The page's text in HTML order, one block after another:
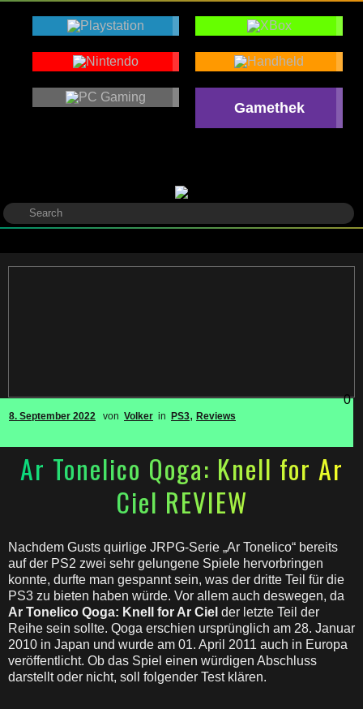
Gamethek
8. September 2022 von Volker in PS3, Reviews
0
Ar Tonelico Qoga: Knell for Ar
Ciel REVIEW
Nachdem Gusts quirlige JRPG-Serie „Ar Tonelico“ bereits
auf der PS2 zwei sehr gelungene Spiele hervorbringen
konnte, durfte man gespannt sein, was der dritte Teil für die
PS3 zu bieten haben würde. Vor allem auch deswegen, da
Ar Tonelico Qoga: Knell for Ar Ciel der letzte Teil der
Reihe sein sollte. Qoga erschien ursprünglich am 28. Januar
2010 in Japan und wurde am 01. April 2011 auch in Europa
veröffentlicht. Ob das Spiel einen würdigen Abschluss
darstellt oder nicht, soll folgender Test klären.